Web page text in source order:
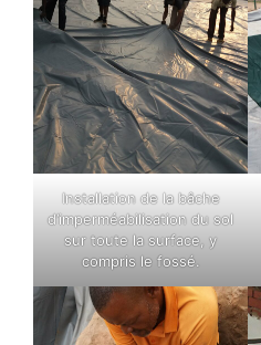
Installation de la bâche
d’imperméabilisation du sol
sur toute la surface, y
compris le fossé.